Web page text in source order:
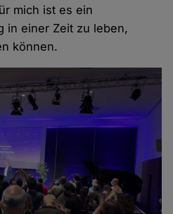
mich ist es ein
in einer Zeit zu leben,
können.